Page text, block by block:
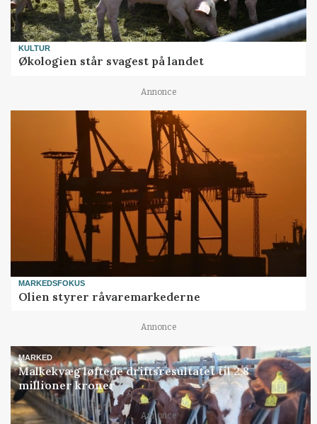
KULTUR
Økologien står svagest på landet
Annonce
MARKEDSFOKUS
Olien styrer råvaremarkederne
Annonce
MARKED
Malkekvæg løftede driftsresultatet til 2,8
millioner kroner
Annonce